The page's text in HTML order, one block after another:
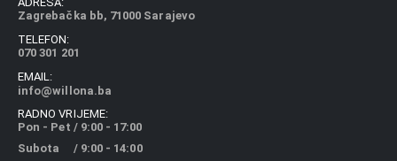
Zagrebačka bb, 71000 Sarajevo
TELEFON:
070 301 201
EMAIL:
info@willona.ba
RADNO VRIJEME:
Pon - Pet / 9:00 - 17:00
Subota / 9:00 - 14:00